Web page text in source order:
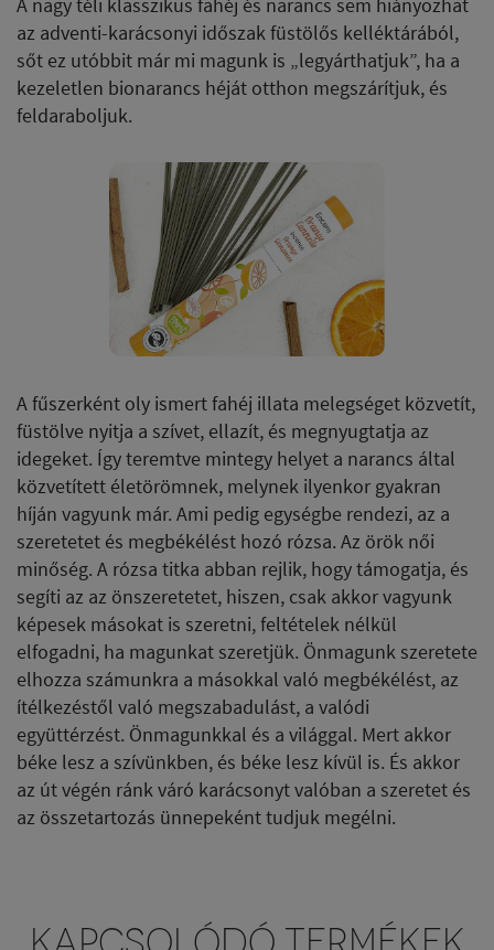
az adventi-karácsonyi időszak füstölős kelléktárából,
sőt ez utóbbit már mi magunk is „legyárthatjuk”, ha a
kezeletlen bionarancs héját otthon megszárítjuk, és
feldaraboljuk.
A fűszerként oly ismert fahéj illata melegséget közvetít,
füstölve nyitja a szívet, ellazít, és megnyugtatja az
idegeket. Így teremtve mintegy helyet a narancs által
közvetített életörömnek, melynek ilyenkor gyakran
híján vagyunk már. Ami pedig egységbe rendezi, az a
szeretetet és megbékélést hozó rózsa. Az örök női
minőség. A rózsa titka abban rejlik, hogy támogatja, és
segíti az az önszeretetet, hiszen, csak akkor vagyunk
képesek másokat is szeretni, feltételek nélkül
elfogadni, ha magunkat szeretjük. Önmagunk szeretete
elhozza számunkra a másokkal való megbékélést, az
ítélkezéstől való megszabadulást, a valódi
együttérzést. Önmagunkkal és a világgal. Mert akkor
béke lesz a szívünkben, és béke lesz kívül is. És akkor
az út végén ránk váró karácsonyt valóban a szeretet és
az összetartozás ünnepeként tudjuk megélni.